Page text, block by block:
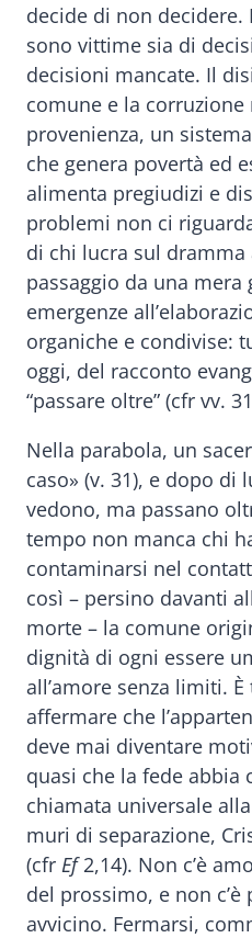
decide di non
sono vittime sia di
decisioni mancate. Il
comune e la
provenienza, un
che genera povertà ed
alimenta pregiudizi e
problemi non ci
di chi lucra sul
passaggio da una mera
emergenze
organiche e condivise:
oggi, del racconto
“passare oltre” (cfr vv.
Nella parabola, un
caso» (v. 31), e dopo di
vedono, ma passano
tempo non manca chi
contaminarsi nel
così – persino davanti
morte – la comune
dignità di ogni essere
all’amore senza limiti.
affermare che
deve mai diventare
quasi che la fede abbia
chiamata universale alla
muri di separazione,
(cfr Ef2,14). Non c’è
del prossimo, e non
avvicino. Fermarsi,